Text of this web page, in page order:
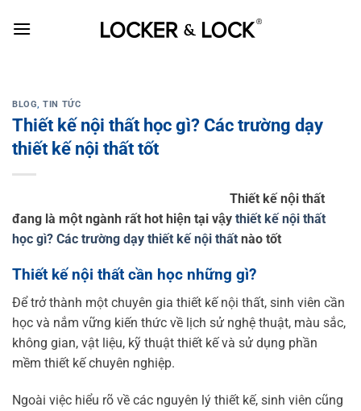
BLOG,TIN TỨC
Thiết kế nội thất học gì? Các trường dạy
thiết kế nội thất tốt
Thiết kế nội thất
đang là một ngành rất hot hiện tại vậy thiết kế nội thất
học gì? Các trường dạy thiết kế nội thất nào tốt
Thiết kế nội thất cần học những gì?
Để trở thành một chuyên gia thiết kế nội thất, sinh viên cần
học và nắm vững kiến thức về lịch sử nghệ thuật, màu sắc,
không gian, vật liệu, kỹ thuật thiết kế và sử dụng phần
mềm thiết kế chuyên nghiệp.
Ngoài việc hiểu rõ về các nguyên lý thiết kế, sinh viên cũng